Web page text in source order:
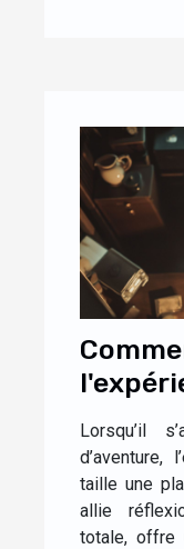
game
pour
Lorsqu’il
d’aventure,
taille une
allie
totale, offre